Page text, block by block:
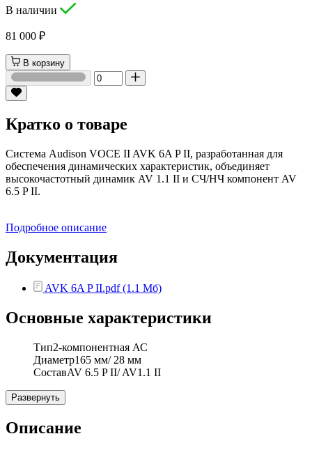
В наличии
81 000 ₽
В корзину
Кратко о товаре
Система Audison VOCE II AVK 6A P II, разработанная для
обеспечения динамических характеристик, объединяет
высокочастотный динамик AV 1.1 II и СЧ/НЧ компонент AV
6.5 P II.
Подробное описание
Документация
AVK 6A P II.pdf (1.1 Мб)
Основные характеристики
Тип2-компонентная АС
Диаметр165 мм/ 28 мм
СоставAV 6.5 P II/ AV1.1 II
Развернуть
Описание